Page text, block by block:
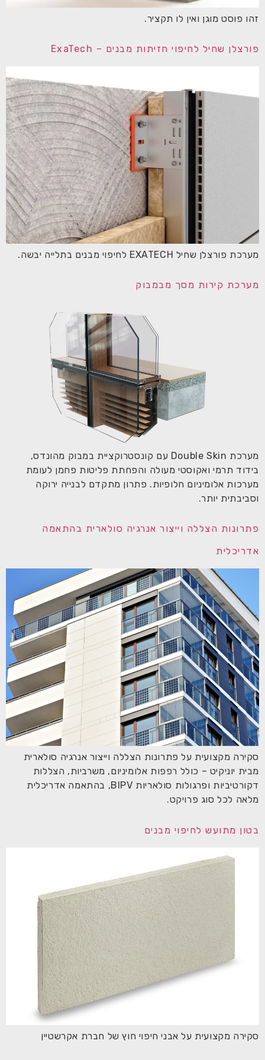
זהו פוסט מוגן ואין לו תקציר.
פורצלן שחיל לחיפוי חזיתות מבנים – ExaTech
מערכת פורצלן שחיל EXATECH לחיפוי מבנים בתלייה יבשה.
מערכת קירות מסך מבמבוק
מערכת Double Skin עם קונסטרוקציית במבוק מהונדס,
בידוד תרמי ואקוסטי מעולה והפחתת פליטות פחמן לעומת
מערכות אלומיניום חלופיות. פתרון מתקדם לבנייה ירוקה
וסביבתית יותר.
פתרונות הצללה וייצור אנרגיה סולארית בהתאמה
אדריכלית
סקירה מקצועית על פתרונות הצללה וייצור אנרגיה סולארית
מבית יוניקיט – כולל רפפות אלומיניום, משרביות, הצללות
דקורטיביות ופרגולות סולאריות BIPV, בהתאמה אדריכלית
מלאה לכל סוג פרויקט.
בטון מתועש לחיפוי מבנים​
סקירה מקצועית על אבני חיפוי חוץ של חברת אקרשטיין